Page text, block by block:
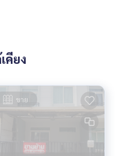
คียง
ขาย